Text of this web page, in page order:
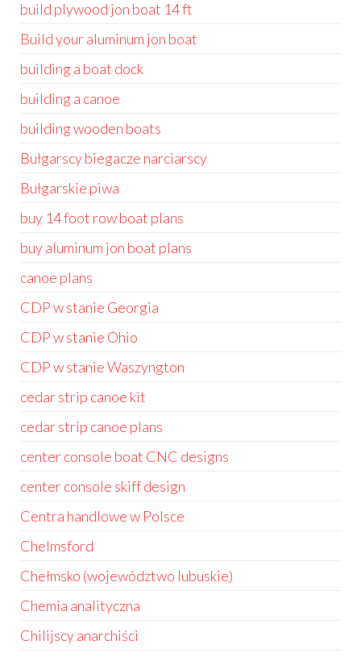
build plywood jon boat 14 ft
Build your aluminum jon boat
building a boat dock
building a canoe
building wooden boats
Bułgarscy biegacze narciarscy
Bułgarskie piwa
buy 14 foot row boat plans
buy aluminum jon boat plans
canoe plans
CDP w stanie Georgia
CDP w stanie Ohio
CDP w stanie Waszyngton
cedar strip canoe kit
cedar strip canoe plans
center console boat CNC designs
center console skiff design
Centra handlowe w Polsce
Chelmsford
Chełmsko (województwo lubuskie)
Chemia analityczna
Chilijscy anarchiści